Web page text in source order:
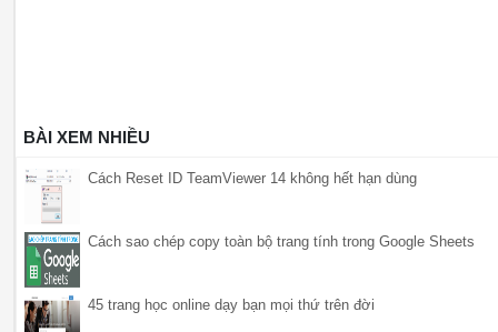
BÀI XEM NHIỀU
Cách Reset ID TeamViewer 14 không hết hạn dùng
Cách sao chép copy toàn bộ trang tính trong Google Sheets
45 trang học online dạy bạn mọi thứ trên đời